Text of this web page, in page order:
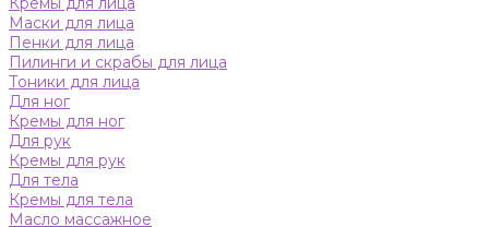
Маски для лица
Пенки для лица
Пилинги и скрабы для лица
Тоники для лица
Для ног
Кремы для ног
Для рук
Кремы для рук
Для тела
Кремы для тела
Масло массажное